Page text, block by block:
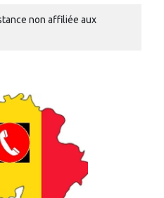
non affiliée aux